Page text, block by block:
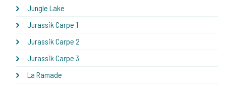
Jungle Lake
Jurassik Carpe 1
Jurassik Carpe 2
Jurassik Carpe 3
La Ramade